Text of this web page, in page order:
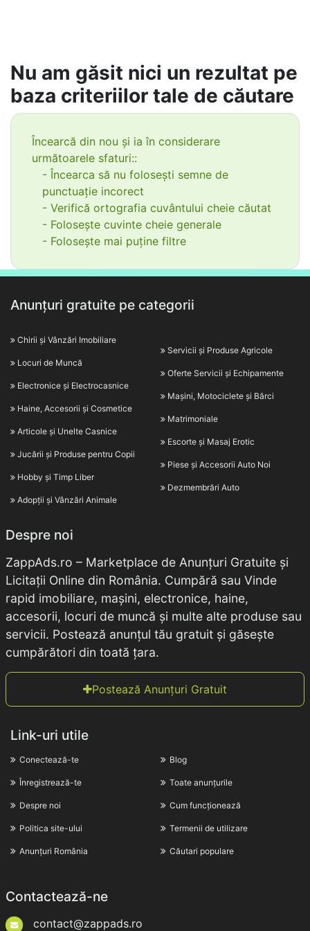
Nu am găsit nici un rezultat pe
baza criteriilor tale de căutare
Încearcă din nou și ia în considerare
următoarele sfaturi::
- Încearca să nu folosești semne de
punctuație incorect
- Verifică ortografia cuvântului cheie căutat
- Folosește cuvinte cheie generale
- Folosește mai puține filtre
Anunțuri gratuite pe categorii
Chirii și Vânzări Imobiliare
Locuri de Muncă
Electronice și Electrocasnice
Haine, Accesorii și Cosmetice
Articole și Unelte Casnice
Jucării și Produse pentru Copii
Hobby și Timp Liber
Adopții și Vânzări Animale
Servicii și Produse Agricole
Oferte Servicii și Echipamente
Mașini, Motociclete și Bărci
Matrimoniale
Escorte și Masaj Erotic
Piese și Accesorii Auto Noi
Dezmembrări Auto
Despre noi
ZappAds.ro – Marketplace de Anunțuri Gratuite și
Licitații Online din România. Cumpără sau Vinde
rapid imobiliare, mașini, electronice, haine,
accesorii, locuri de muncă și multe alte produse sau
servicii. Postează anunțul tău gratuit și găsește
cumpărători din toată țara.
Postează Anunțuri Gratuit
Link-uri utile
Conectează-te
Înregistrează-te
Despre noi
Politica site-ului
Anunțuri România
Blog
Toate anunțurile
Cum funcționează
Termenii de utilizare
Căutari populare
Contactează-ne
contact@zappads.ro